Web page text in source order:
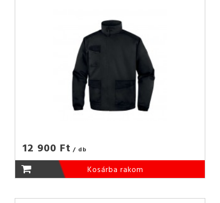
12 900 Ft / db
Kosárba rakom